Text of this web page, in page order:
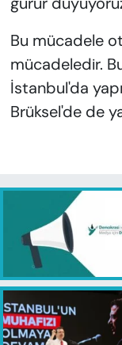
Bu mücadele
mücadeledir.
İstanbul'da
Brüksel'de de